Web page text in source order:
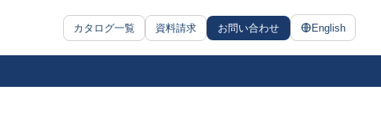
カタログ一覧 資料請求 お問い合わせ English